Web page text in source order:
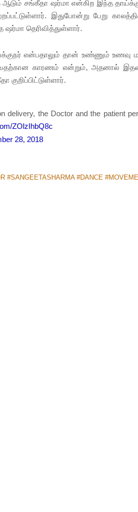
ஆடும் சங்கீதா ஷர்மா என்கிற இந்த
இதுபோன்று பேறு
தெரிவித்துள்ளார்.
என்பதாலும் தான் உண்ணும் உணவு
காரணம் என்றும், அதனால்
delivery, the Doctor and the patient
ZOlzIhbQ8c
28, 2018
#SANGEETASHARMA #DANCE